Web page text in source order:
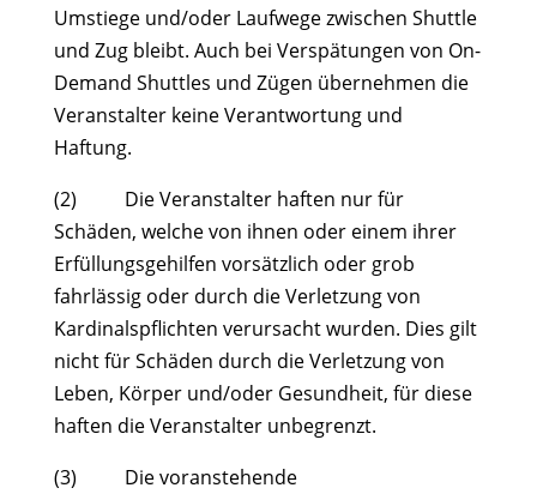
Umstiege und/oder Laufwege zwischen Shuttle
und Zug bleibt. Auch bei Verspätungen von On-
Demand Shuttles und Zügen übernehmen die
Veranstalter keine Verantwortung und
Haftung.
(2) Die Veranstalter haften nur für
Schäden, welche von ihnen oder einem ihrer
Erfüllungsgehilfen vorsätzlich oder grob
fahrlässig oder durch die Verletzung von
Kardinalspflichten verursacht wurden. Dies gilt
nicht für Schäden durch die Verletzung von
Leben, Körper und/oder Gesundheit, für diese
haften die Veranstalter unbegrenzt.
(3) Die voranstehende